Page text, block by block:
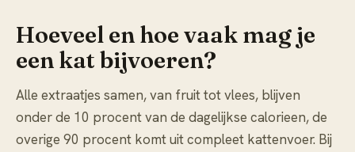
Hoeveel en hoe vaak mag je
een kat bijvoeren?
Alle extraatjes samen, van fruit tot vlees, blijven
onder de 10 procent van de dagelijkse calorieen, de
overige 90 procent komt uit compleet kattenvoer. Bij